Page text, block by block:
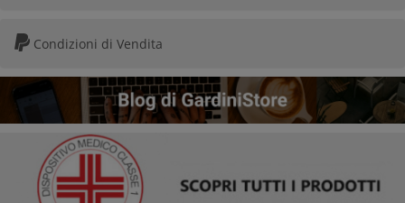
Condizioni di Vendita